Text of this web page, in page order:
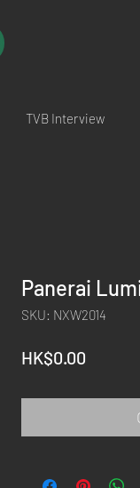
TVB Interview
Panerai
SKU: NXW2014
HK$0.00